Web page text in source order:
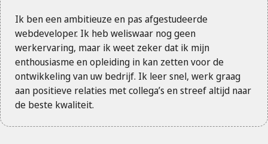
Ik ben een ambitieuze en pas afgestudeerde
webdeveloper. Ik heb weliswaar nog geen
werkervaring, maar ik weet zeker dat ik mijn
enthousiasme en opleiding in kan zetten voor de
ontwikkeling van uw bedrijf. Ik leer snel, werk graag
aan positieve relaties met collega’s en streef altijd naar
de beste kwaliteit.